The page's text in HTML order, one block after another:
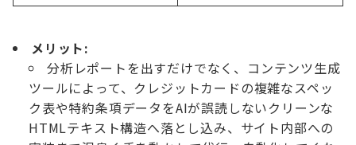
メリット:
分析レポートを出すだけでなく、コンテンツ生成
ツールによって、クレジットカードの複雑なスペッ
ク表や特約条項データをAIが誤読しないクリーンな
HTMLテキスト構造へ落とし込み、サイト内部への